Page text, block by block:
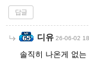
답글
디유 26-06-02
솔직히 나온게 없